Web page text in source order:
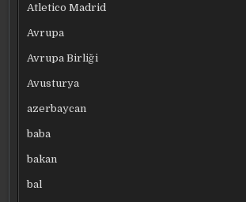
Atletico Madrid
Avrupa
Avrupa Birliği
Avusturya
azerbaycan
baba
bakan
bal